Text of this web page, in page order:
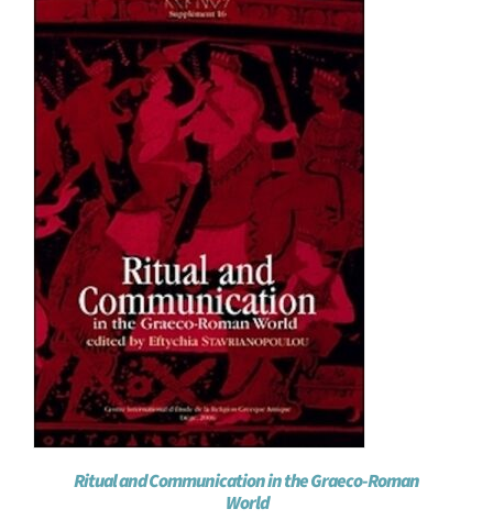
Achat en ligne
Panier WooCommerce
Ritual and Communication in the Graeco-Roman
World